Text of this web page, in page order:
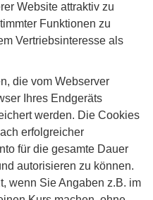
Website attraktiv zu
Funktionen zu
Vertriebsinteresse als
die vom Webserver
Ihres Endgeräts
werden. Die Cookies
erfolgreicher
für die gesamte Dauer
autorisieren zu können.
wenn Sie Angaben z.B. im